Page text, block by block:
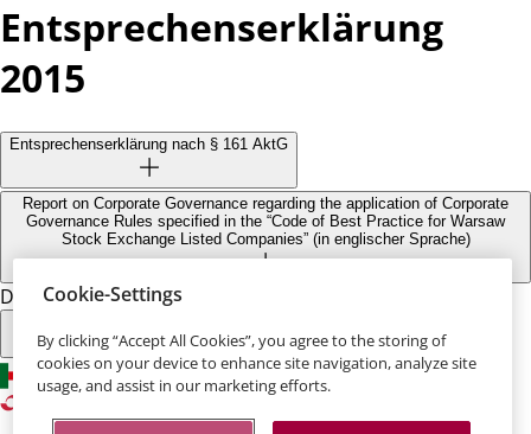
Entsprechenserklärung
2015
Entsprechenserklärung nach § 161 AktG
Report on Corporate Governance regarding the application of Corporate
Governance Rules specified in the “Code of Best Practice for Warsaw
Stock Exchange Listed Companies” (in englischer Sprache)
Diese Seite teilen:
Cookie-Settings
By clicking “Accept All Cookies”, you agree to the storing of
cookies on your device to enhance site navigation, analyze site
usage, and assist in our marketing efforts.